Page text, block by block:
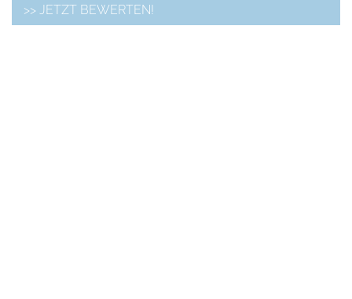
>> JETZT BEWERTEN!